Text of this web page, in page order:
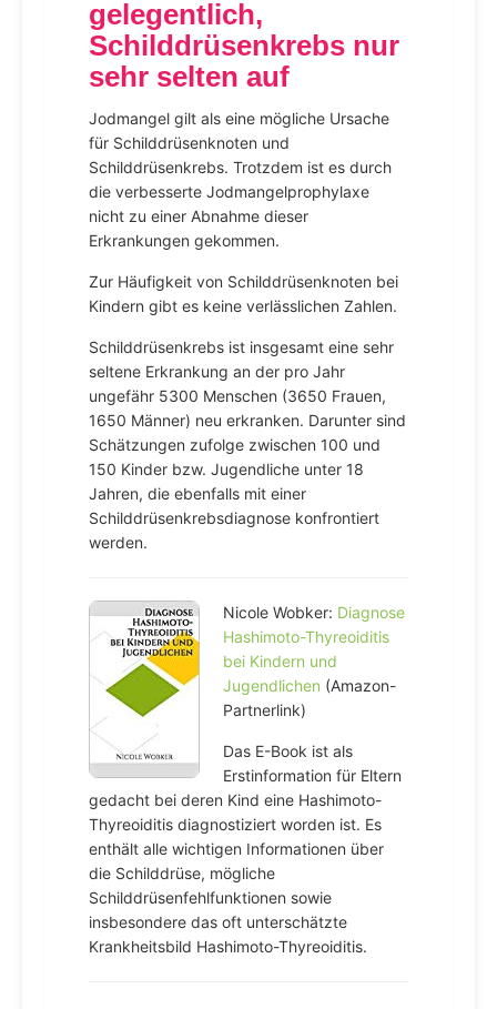
gelegentlich,
Schilddrüsenkrebs nur
sehr selten auf
Jodmangel gilt als eine mögliche Ursache
für Schilddrüsenknoten und
Schilddrüsenkrebs. Trotzdem ist es durch
die verbesserte Jodmangelprophylaxe
nicht zu einer Abnahme dieser
Erkrankungen gekommen.
Zur Häufigkeit von Schilddrüsenknoten bei
Kindern gibt es keine verlässlichen Zahlen.
Schilddrüsenkrebs ist insgesamt eine sehr
seltene Erkrankung an der pro Jahr
ungefähr 5300 Menschen (3650 Frauen,
1650 Männer) neu erkranken. Darunter sind
Schätzungen zufolge zwischen 100 und
150 Kinder bzw. Jugendliche unter 18
Jahren, die ebenfalls mit einer
Schilddrüsenkrebsdiagnose konfrontiert
werden.
Nicole Wobker: Diagnose
Hashimoto-Thyreoiditis
bei Kindern und
Jugendlichen (Amazon-
Partnerlink)
Das E-Book ist als
Erstinformation für Eltern
gedacht bei deren Kind eine Hashimoto-
Thyreoiditis diagnostiziert worden ist. Es
enthält alle wichtigen Informationen über
die Schilddrüse, mögliche
Schilddrüsenfehlfunktionen sowie
insbesondere das oft unterschätzte
Krankheitsbild Hashimoto-Thyreoiditis.